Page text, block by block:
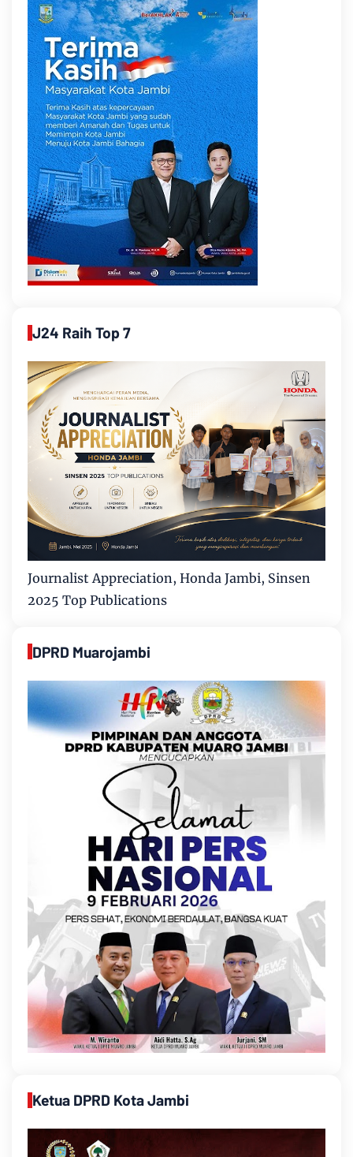
J24 Raih Top 7
Journalist Appreciation, Honda Jambi, Sinsen
2025 Top Publications
DPRD Muarojambi
Ketua DPRD Kota Jambi